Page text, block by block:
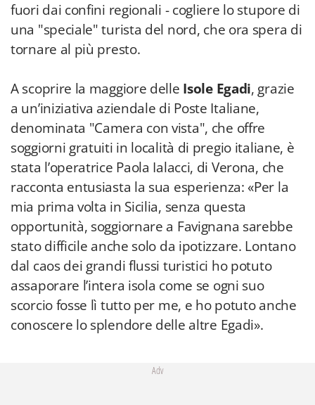
fuori dai confini regionali - cogliere lo stupore di
una "speciale" turista del nord, che ora spera di
tornare al più presto.
A scoprire la maggiore delle Isole Egadi, grazie
a un’iniziativa aziendale di Poste Italiane,
denominata "Camera con vista", che offre
soggiorni gratuiti in località di pregio italiane, è
stata l’operatrice Paola Ialacci, di Verona, che
racconta entusiasta la sua esperienza: «Per la
mia prima volta in Sicilia, senza questa
opportunità, soggiornare a Favignana sarebbe
stato difficile anche solo da ipotizzare. Lontano
dal caos dei grandi flussi turistici ho potuto
assaporare l’intera isola come se ogni suo
scorcio fosse lì tutto per me, e ho potuto anche
conoscere lo splendore delle altre Egadi».
Adv